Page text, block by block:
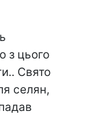
з цього
Свято
селян,